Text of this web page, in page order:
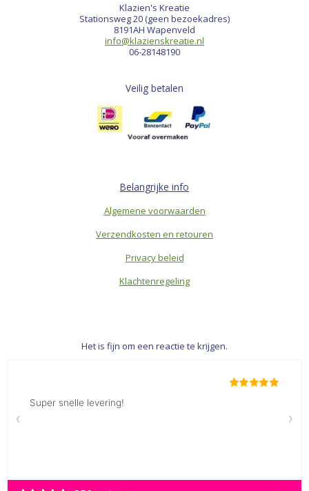
Klazien's Kreatie
Stationsweg 20 (geen bezoekadres)
8191AH Wapenveld
info@klazienskreatie.nl
06-28148190
Veilig betalen
Belangrijke info
Algemene voorwaarden
Verzendkosten en retouren
Privacy beleid
Klachtenregeling
Het is fijn om een reactie te krijgen.